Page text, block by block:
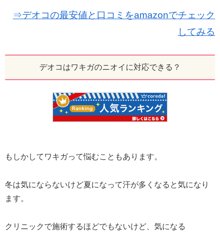
⇒デオコの最安値と口コミをamazonでチェック
してみる
デオコはワキガのニオイに対応できる？
もしかしてワキガって悩むこともあります。
冬は気にならないけど夏になって汗が多くなると気になり
ます。
クリニックで施術するほどでもないけど、気になる